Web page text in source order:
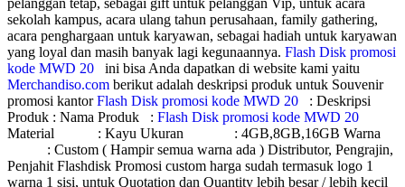
sekolah kampus, acara ulang tahun perusahaan, family gathering,
acara penghargaan untuk karyawan, sebagai hadiah untuk karyawan
yang loyal dan masih banyak lagi kegunaannya. Flash Disk promosi
kode MWD 20 ini bisa Anda dapatkan di website kami yaitu
Merchandiso.com berikut adalah deskripsi produk untuk Souvenir
promosi kantorFlash Disk promosi kode MWD 20 : Deskripsi
Produk : Nama Produk : Flash Disk promosi kode MWD 20
Material : Kayu Ukuran : 4GB,8GB,16GB Warna
: Custom ( Hampir semua warna ada ) Distributor, Pengrajin,
Penjahit Flashdisk Promosi custom harga sudah termasuk logo 1
warna 1 sisi, untuk Quotation dan Quantity lebih besar / lebih kecil